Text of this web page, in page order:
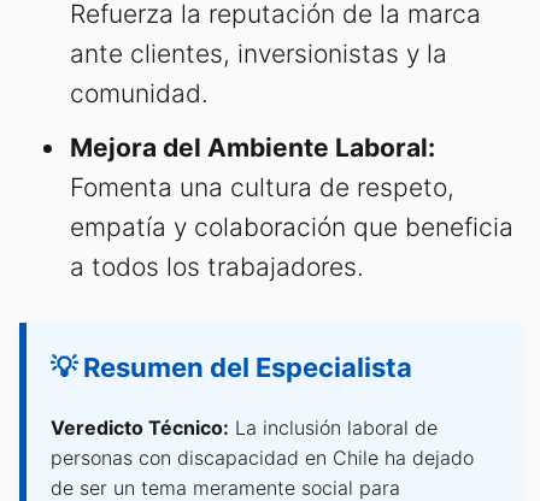
Refuerza la reputación de la marca
ante clientes, inversionistas y la
comunidad.
Mejora del Ambiente Laboral:
Fomenta una cultura de respeto,
empatía y colaboración que beneficia
a todos los trabajadores.
💡 Resumen del Especialista
Veredicto Técnico: La inclusión laboral de
personas con discapacidad en Chile ha dejado
de ser un tema meramente social para